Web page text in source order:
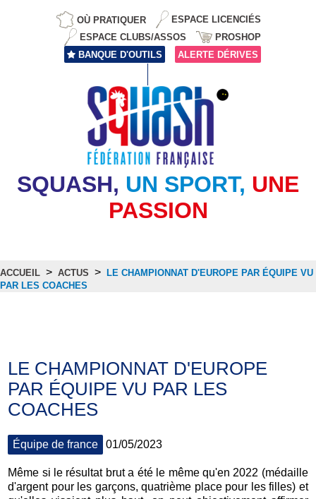
OÙ PRATIQUER
ESPACE LICENCIÉS
ESPACE CLUBS/ASSOS
PROSHOP
BANQUE D'OUTILS
ALERTE DÉRIVES
SQUASH, UN SPORT, UNE
PASSION
ACCUEIL > ACTUS > LE CHAMPIONNAT D'EUROPE PAR ÉQUIPE VU
PAR LES COACHES
LE CHAMPIONNAT D'EUROPE
PAR ÉQUIPE VU PAR LES
COACHES
Équipe de france 01/05/2023
Même si le résultat brut a été le même qu'en 2022 (médaille
d'argent pour les garçons, quatrième place pour les filles) et